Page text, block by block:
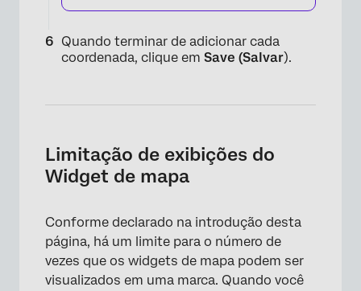
Quando terminar de adicionar cada
coordenada, clique em Save (Salvar).
Limitação de exibições do
Widget de mapa
Conforme declarado na introdução desta
página, há um limite para o número de
vezes que os widgets de mapa podem ser
visualizados em uma marca. Quando você